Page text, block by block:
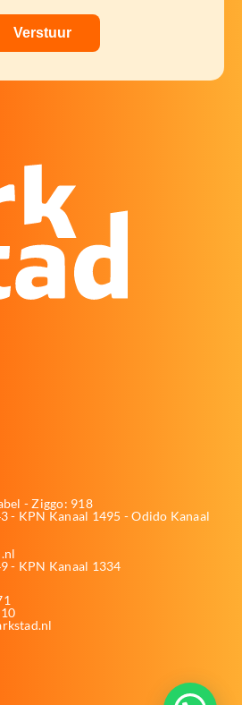
- Ziggo: 918
- KPN Kanaal 1495 - Odido Kanaal
- KPN Kanaal 1334